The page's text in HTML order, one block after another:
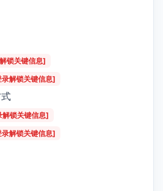
锁关键信息]
录解锁关键信息]
解锁关键信息]
录解锁关键信息]